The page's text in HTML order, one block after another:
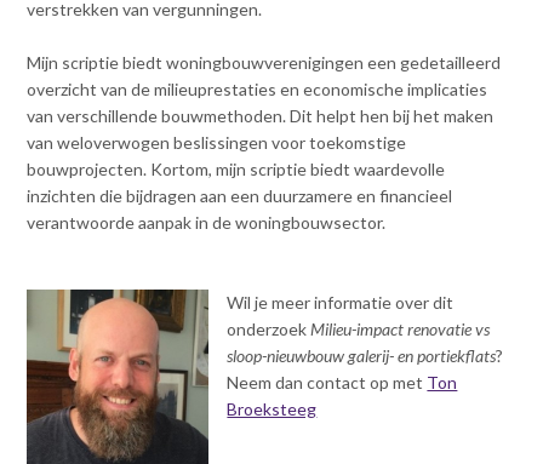
verstrekken van vergunningen.
Mijn scriptie biedt woningbouwverenigingen een gedetailleerd
overzicht van de milieuprestaties en economische implicaties
van verschillende bouwmethoden. Dit helpt hen bij het maken
van weloverwogen beslissingen voor toekomstige
bouwprojecten. Kortom, mijn scriptie biedt waardevolle
inzichten die bijdragen aan een duurzamere en financieel
verantwoorde aanpak in de woningbouwsector.
Wil je meer informatie over dit
onderzoekMilieu-impact renovatie vs
sloop-nieuwbouw galerij- en portiekflats?
Neem dan contact op met Ton
Broeksteeg